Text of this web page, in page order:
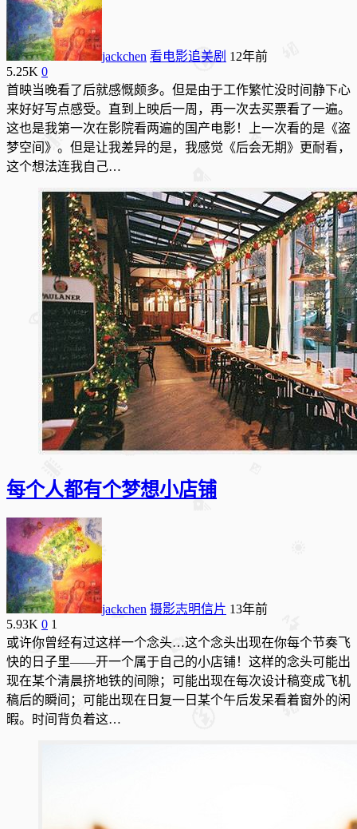
jackchen 看电影追美剧 12年前
5.25K 0
首映当晚看了后就感慨颇多。但是由于工作繁忙没时间静下心
来好好写点感受。直到上映后一周，再一次去买票看了一遍。
这也是我第一次在影院看两遍的国产电影！上一次看的是《盗
梦空间》。但是让我差异的是，我感觉《后会无期》更耐看，
这个想法连我自己…
每个人都有个梦想小店铺
jackchen 摄影志明信片 13年前
5.93K 0 1
或许你曾经有过这样一个念头…这个念头出现在你每个节奏飞
快的日子里——开一个属于自己的小店铺！这样的念头可能出
现在某个清晨挤地铁的间隙；可能出现在每次设计稿变成飞机
稿后的瞬间；可能出现在日复一日某个午后发呆看着窗外的闲
暇。时间背负着这…